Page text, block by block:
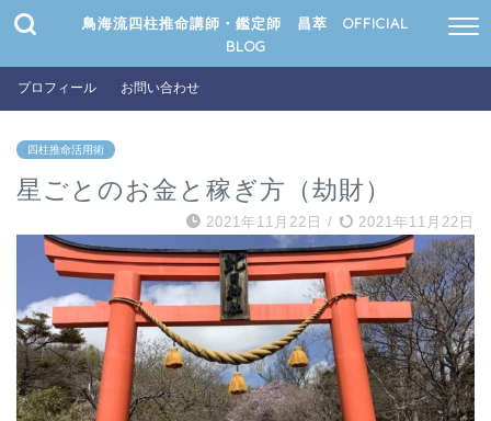
鳥海流四柱推命講師・鑑定師 昌萃 OFFICIAL
BLOG
プロフィール お問い合わせ
四柱推命活用術
星ごとのお金と稼ぎ方（劫財）
2021年11月22日 / 2021年11月22日